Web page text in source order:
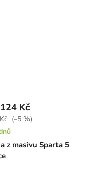
z masivu Sparta 5
Kč
(–5 %)